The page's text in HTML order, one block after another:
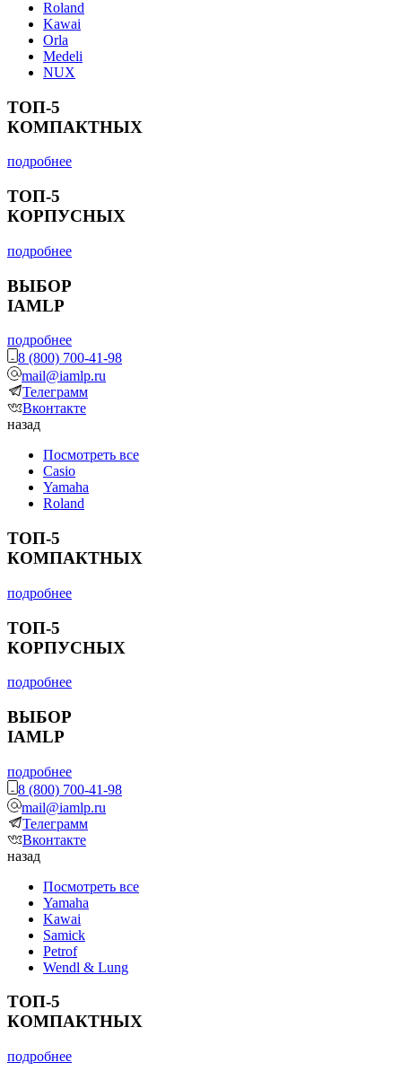
Roland
Kawai
Orla
Medeli
NUX
ТОП-5
КОМПАКТНЫХ
подробнее
ТОП-5
КОРПУСНЫХ
подробнее
ВЫБОР
IAMLP
подробнее
8 (800) 700-41-98
mail@iamlp.ru
Телеграмм
Вконтакте
назад
Посмотреть все
Casio
Yamaha
Roland
ТОП-5
КОМПАКТНЫХ
подробнее
ТОП-5
КОРПУСНЫХ
подробнее
ВЫБОР
IAMLP
подробнее
8 (800) 700-41-98
mail@iamlp.ru
Телеграмм
Вконтакте
назад
Посмотреть все
Yamaha
Kawai
Samick
Petrof
Wendl & Lung
ТОП-5
КОМПАКТНЫХ
подробнее